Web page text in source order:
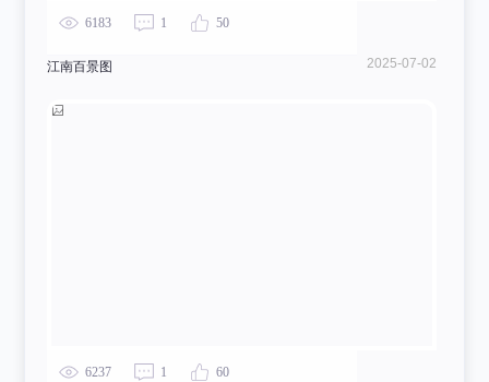
6183 1 50
江南百景图 2025-07-02
6237 1 60